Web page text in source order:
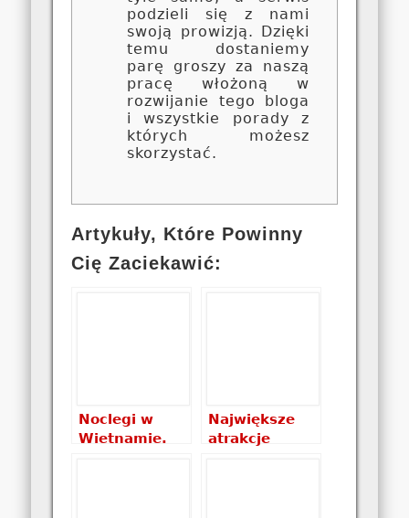
podzieli się z nami
swoją prowizją. Dzięki
temu dostaniemy
parę groszy za naszą
pracę włożoną w
rozwijanie tego bloga
i wszystkie porady z
których możesz
skorzystać.
Artykuły, Które Powinny
Cię Zaciekawić:
Noclegi w
Wietnamie.
Największe
atrakcje